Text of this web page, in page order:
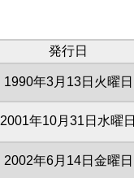
発行日
1990年3月13日火曜日
2001年10月31日水曜日
2002年6月14日金曜日